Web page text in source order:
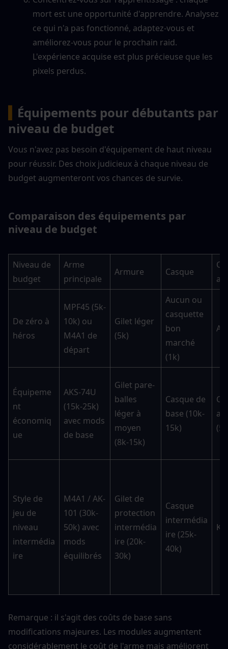
mort est une opportunité d'apprendre. Analysez
ce qui n'a pas fonctionné, adaptez-vous et
améliorez-vous pour le prochain raid.
L'expérience acquise est plus précieuse que les
pixels perdus.
Équipements pour débutants par
niveau de budget
Vous n'avez pas besoin d'équipement de haut niveau
pour réussir. Des choix judicieux à chaque niveau de
budget augmenteront vos chances de survie.
Comparaison des équipements par
niveau de budget
Niveau de
budget
Arme
principale
Armure Casque
De zéro à
héros
MPF45 (5k-
10k) ou
M4A1 de
départ
Gilet léger
(5k)
Aucun ou
casquette
bon
marché
(1k)
Équipeme
nt
économiq
ue
AKS-74U
(15k-25k)
avec mods
de base
Gilet pare-
balles
léger à
moyen
(8k-15k)
Casque de
base (10k-
15k)
Style de
jeu de
niveau
intermédia
ire
M4A1 / AK-
101 (30k-
50k) avec
mods
équilibrés
Gilet de
protection
intermédia
ire (20k-
30k)
Casque
intermédia
ire (25k-
40k)
Remarque : il s'agit des coûts de base sans
modifications majeures. Les modules augmentent
considérablement le coût de l'arme mais améliorent